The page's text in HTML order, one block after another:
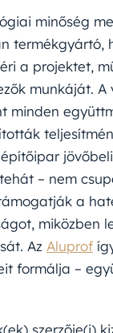
minőség
a projektet,
munkáját.
– nem
a
miközben
Az Aluprof
formálja –
szerzője(i)